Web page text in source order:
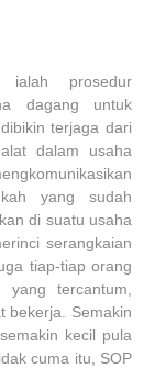
ialah prosedur
dagang untuk
terjaga dari
dalam usaha
yang sudah
di suatu usaha
serangkaian
tiap-tiap orang
yang tercantum,
bekerja. Semakin
kecil pula
cuma itu, SOP